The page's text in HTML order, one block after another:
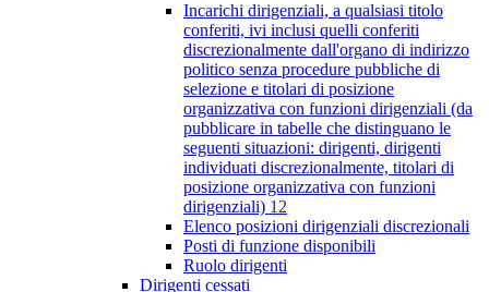
Incarichi dirigenziali, a qualsiasi titolo
conferiti, ivi inclusi quelli conferiti
discrezionalmente dall'organo di indirizzo
politico senza procedure pubbliche di
selezione e titolari di posizione
organizzativa con funzioni dirigenziali (da
pubblicare in tabelle che distinguano le
seguenti situazioni: dirigenti, dirigenti
individuati discrezionalmente, titolari di
posizione organizzativa con funzioni
dirigenziali) 12
Elenco posizioni dirigenziali discrezionali
Posti di funzione disponibili
Ruolo dirigenti
Dirigenti cessati